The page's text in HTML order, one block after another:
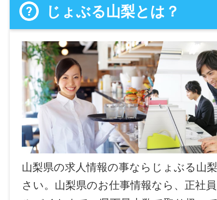
じょぶる山梨とは？
山梨県の求人情報の事ならじょぶる山
さい。山梨県のお仕事情報なら、正社